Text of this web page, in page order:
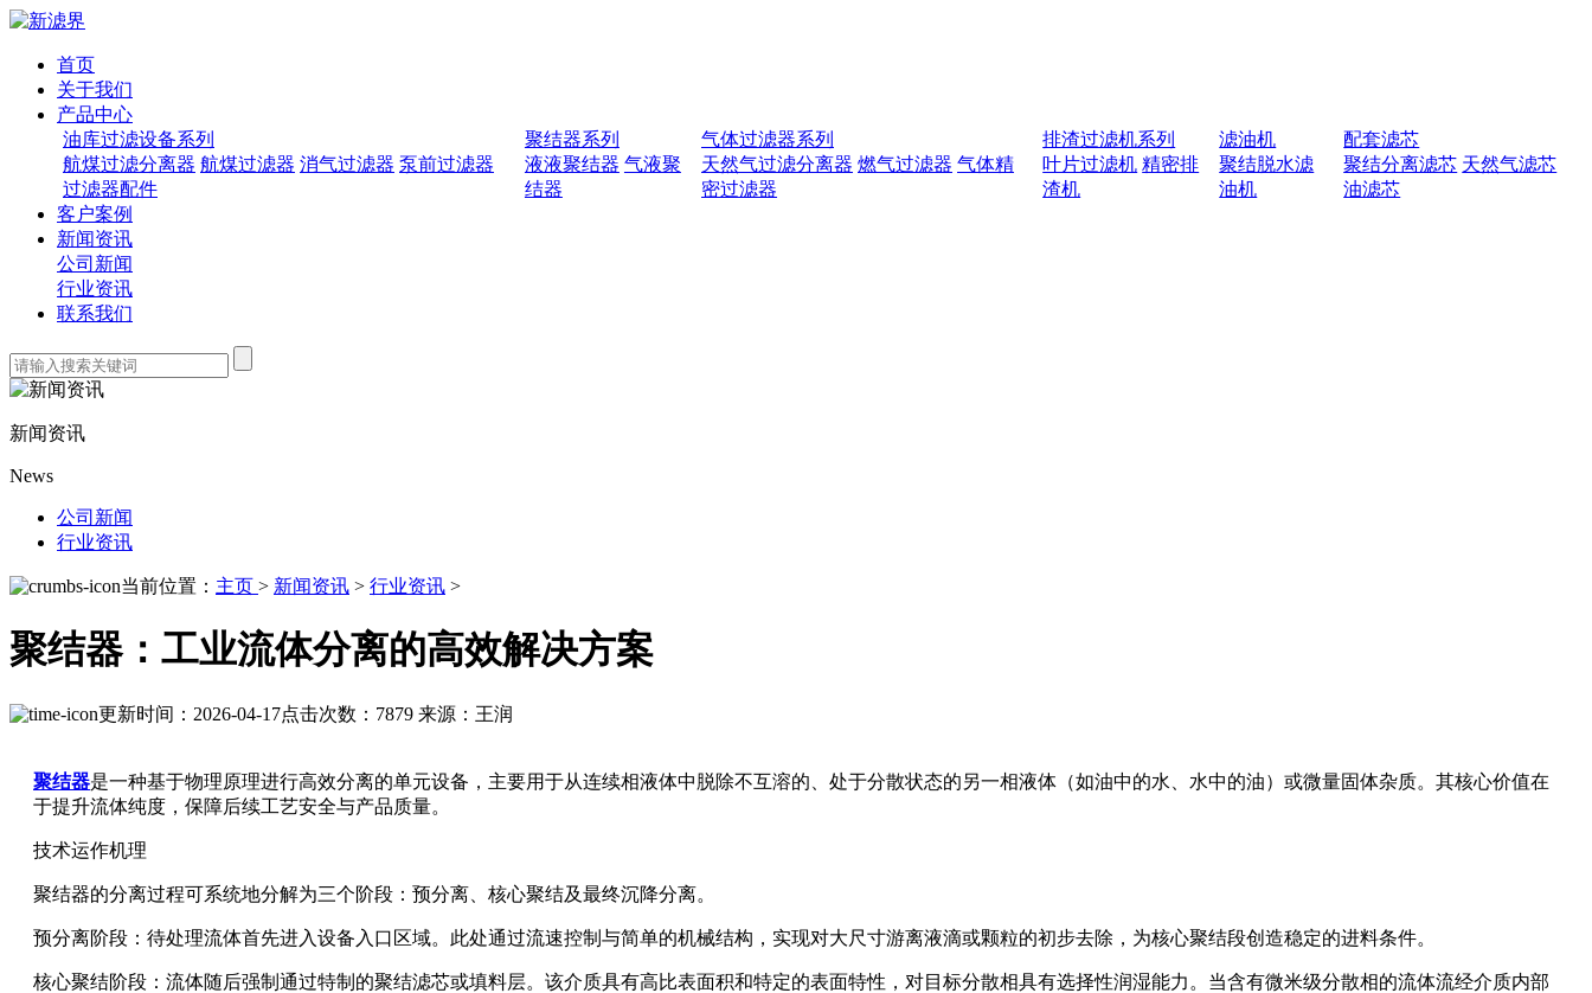
首页
关于我们
产品中心
油库过滤设备系列
航煤过滤分离器 航煤过滤器 消气过滤器 泵前过滤器
过滤器配件
聚结器系列
液液聚结器 气液聚
结器
气体过滤器系列
天然气过滤分离器 燃气过滤器 气体精
密过滤器
排渣过滤机系列
叶片过滤机 精密排
渣机
滤油机
聚结脱水滤
油机
配套滤芯
聚结分离滤芯 天然气滤芯
油滤芯
客户案例
新闻资讯
公司新闻
行业资讯
联系我们
新闻资讯
News
公司新闻
行业资讯
当前位置： 主页 > 新闻资讯 > 行业资讯 >
聚结器：工业流体分离的高效解决方案
更新时间：2026-04-17点击次数：7879 来源：王润
聚结器是一种基于物理原理进行高效分离的单元设备，主要用于从连续相液体中脱除不互溶的、处于分散状态的另一相液体（如油中的水、水中的油）或微量固体杂质。其核心价值在
于提升流体纯度，保障后续工艺安全与产品质量。
技术运作机理
聚结器的分离过程可系统地分解为三个阶段：预分离、核心聚结及最终沉降分离。
预分离阶段：待处理流体首先进入设备入口区域。此处通过流速控制与简单的机械结构，实现对大尺寸游离液滴或颗粒的初步去除，为核心聚结段创造稳定的进料条件。
核心聚结阶段：流体随后强制通过特制的聚结滤芯或填料层。该介质具有高比表面积和特定的表面特性，对目标分散相具有选择性润湿能力。当含有微米级分散相的流体流经介质内部